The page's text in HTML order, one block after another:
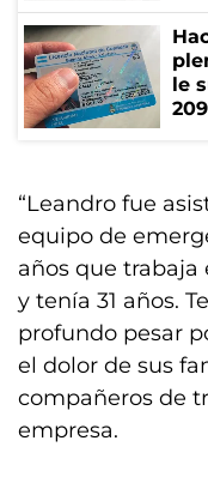
le
“Leandro fue
equipo de
años que
y tenía 31 años.
profundo pesar
el dolor de sus
compañeros de
empresa.